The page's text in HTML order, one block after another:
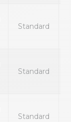
Standard
Standard
Standard